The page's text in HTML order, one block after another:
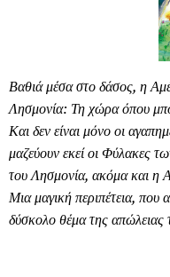
Βαθιά μέσα στο δάσος, η
Λησμονία: Τη χώρα όπου
Και δεν είναι μόνο οι
μαζεύουν εκεί οι Φύλακες
του Λησμονία, ακόμα και η
Μια μαγική περιπέτεια, που
δύσκολο θέμα της απώλειας